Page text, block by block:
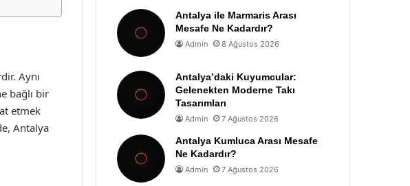
Aynı
bağlı bir
etmek
Antalya
Antalya ile Marmaris Arası
Mesafe Ne Kadardır?
Admin 8 Ağustos 2026
Antalya’daki Kuyumcular:
Gelenekten Moderne Takı
Tasarımları
Admin 7 Ağustos 2026
Antalya Kumluca Arası Mesafe
Ne Kadardır?
Admin 7 Ağustos 2026